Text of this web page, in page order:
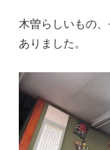
木曽らしいもの
ありました。